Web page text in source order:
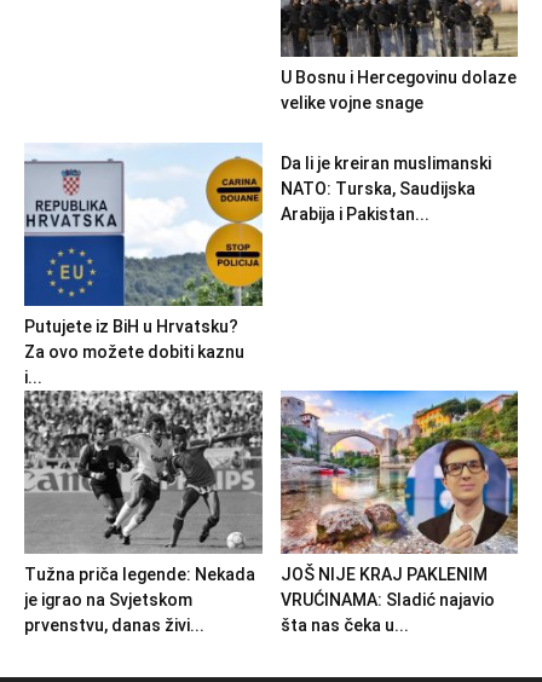
U Bosnu i Hercegovinu dolaze
velike vojne snage
Putujete iz BiH u Hrvatsku?
Za ovo možete dobiti kaznu
i...
Da li je kreiran muslimanski
NATO: Turska, Saudijska
Arabija i Pakistan...
Tužna priča legende: Nekada
je igrao na Svjetskom
prvenstvu, danas živi...
JOŠ NIJE KRAJ PAKLENIM
VRUĆINAMA: Sladić najavio
šta nas čeka u...